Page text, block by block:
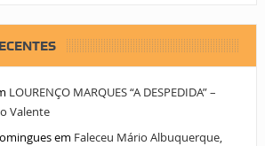
LOURENÇO MARQUES “A DESPEDIDA” –
Valente
em Faleceu Mário Albuquerque,